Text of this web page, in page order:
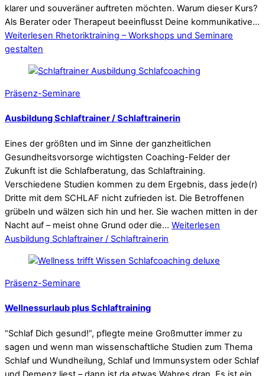
klarer und souveräner auftreten möchten. Warum dieser Kurs?
Als Berater oder Therapeut beeinflusst Deine kommunikative…
Weiterlesen Rhetoriktraining – Workshops und Seminare
gestalten
Präsenz-Seminare
Ausbildung Schlaftrainer / Schlaftrainerin
Eines der größten und im Sinne der ganzheitlichen
Gesundheitsvorsorge wichtigsten Coaching-Felder der
Zukunft ist die Schlafberatung, das Schlaftraining.
Verschiedene Studien kommen zu dem Ergebnis, dass jede(r)
Dritte mit dem SCHLAF nicht zufrieden ist. Die Betroffenen
grübeln und wälzen sich hin und her. Sie wachen mitten in der
Nacht auf – meist ohne Grund oder die… Weiterlesen
Ausbildung Schlaftrainer / Schlaftrainerin
Präsenz-Seminare
Wellnessurlaub plus Schlaftraining
“Schlaf Dich gesund!”, pflegte meine Großmutter immer zu
sagen und wenn man wissenschaftliche Studien zum Thema
Schlaf und Wundheilung, Schlaf und Immunsystem oder Schlaf